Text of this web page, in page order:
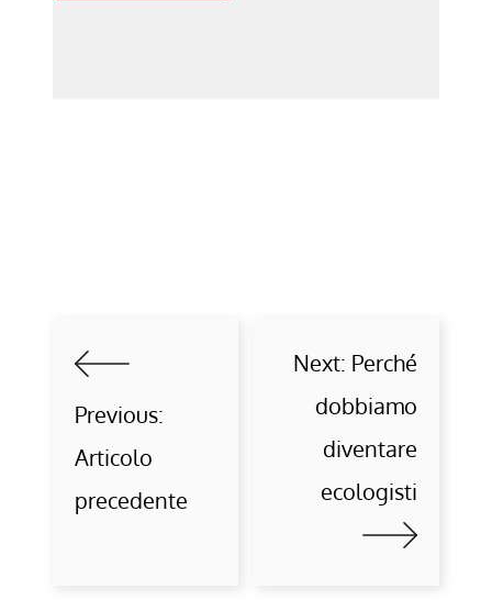
Previous:
Articolo
precedente
Next: Perché
dobbiamo
diventare
ecologisti